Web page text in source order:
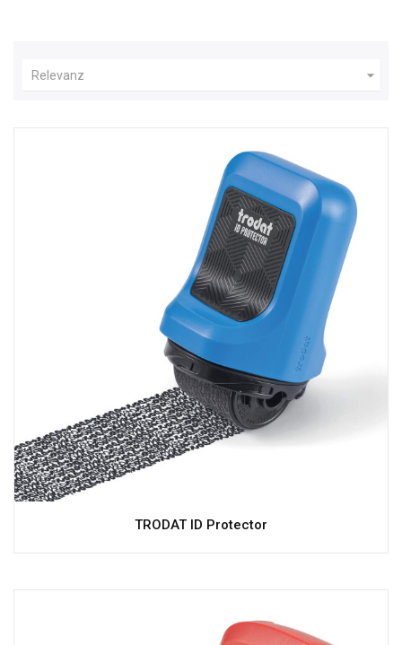
Relevanz 
TRODAT ID Protector